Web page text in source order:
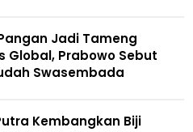
Jadi Tameng
Global, Prabowo Sebut
Swasembada
Kembangkan Biji